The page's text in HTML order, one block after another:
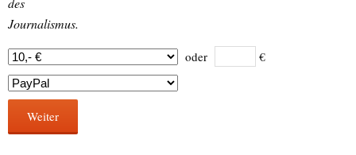
Journalismus.
oder €
Weiter